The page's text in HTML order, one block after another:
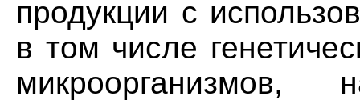
продукции с
в том числе